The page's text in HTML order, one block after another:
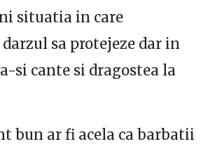
situatia in care
sa protejeze dar in
si cante si dragostea la
bun ar fi acela ca barbatii